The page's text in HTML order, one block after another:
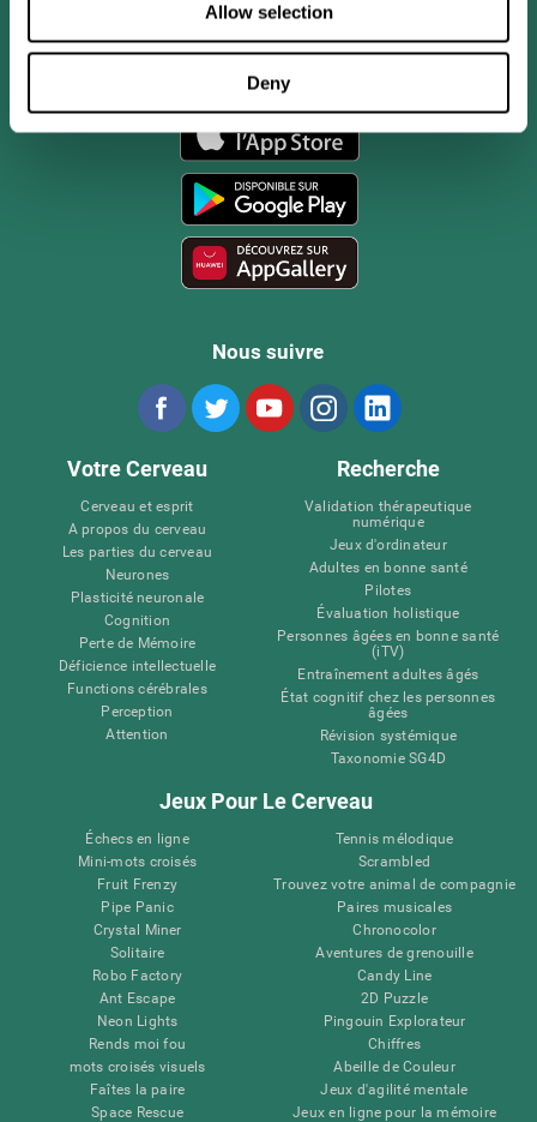
Allow selection
Deny
App CogniFit
Nous suivre
Votre Cerveau
Cerveau et esprit
A propos du cerveau
Les parties du cerveau
Neurones
Plasticité neuronale
Cognition
Perte de Mémoire
Déficience intellectuelle
Functions cérébrales
Perception
Attention
Recherche
Validation thérapeutique
numérique
Jeux d'ordinateur
Adultes en bonne santé
Pilotes
Évaluation holistique
Personnes âgées en bonne santé
(iTV)
Entraînement adultes âgés
État cognitif chez les personnes
âgées
Révision systémique
Taxonomie SG4D
Jeux Pour Le Cerveau
Échecs en ligne
Mini-mots croisés
Fruit Frenzy
Pipe Panic
Crystal Miner
Solitaire
Robo Factory
Ant Escape
Neon Lights
Rends moi fou
mots croisés visuels
Faîtes la paire
Space Rescue
Tennis mélodique
Scrambled
Trouvez votre animal de compagnie
Paires musicales
Chronocolor
Aventures de grenouille
Candy Line
2D Puzzle
Pingouin Explorateur
Chiffres
Abeille de Couleur
Jeux d'agilité mentale
Jeux en ligne pour la mémoire